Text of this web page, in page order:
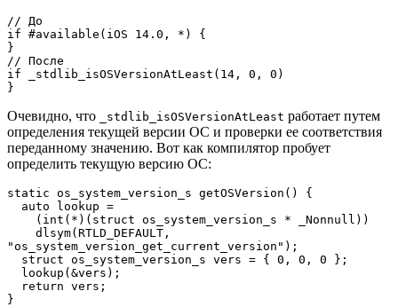
// До
if #available(iOS 14.0, *) {
}
// После
if _stdlib_isOSVersionAtLeast(14, 0, 0)
}
Очевидно, что _stdlib_isOSVersionAtLeast работает путем
определения текущей версии ОС и проверки ее соответствия
переданному значению. Вот как компилятор пробует
определить текущую версию ОС:
static os_system_version_s getOSVersion() {
"os_system_version_get_current_version");
}